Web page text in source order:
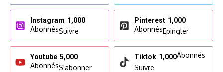
Instagram 1,000
AbonnésSuivre
Pinterest 1,000
AbonnésEpingler
Youtube 5,000
AbonnésS'abonner
Tiktok 1,000Abonnés
Suivre